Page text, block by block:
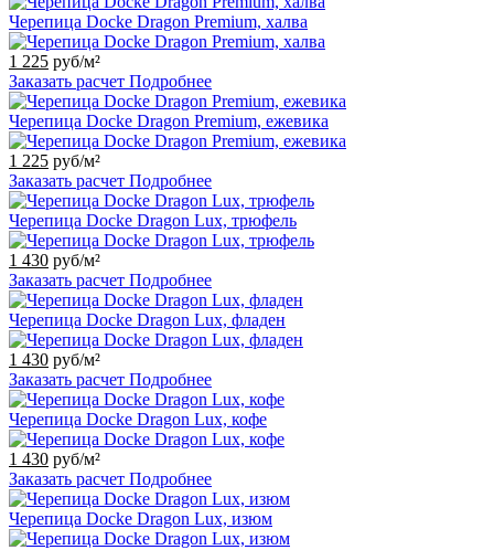
Черепица Docke Dragon Premium, халва
1 225 руб/м²
Заказать расчет Подробнее
Черепица Docke Dragon Premium, ежевика
1 225 руб/м²
Заказать расчет Подробнее
Черепица Docke Dragon Lux, трюфель
1 430 руб/м²
Заказать расчет Подробнее
Черепица Docke Dragon Lux, фладен
1 430 руб/м²
Заказать расчет Подробнее
Черепица Docke Dragon Lux, кофе
1 430 руб/м²
Заказать расчет Подробнее
Черепица Docke Dragon Lux, изюм